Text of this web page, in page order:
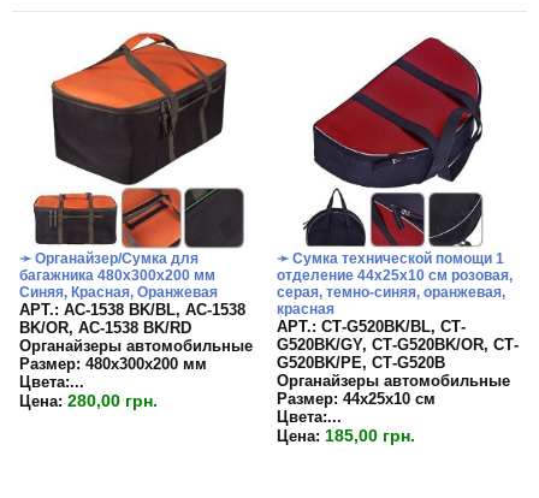
➛ Органайзер/Сумка для
багажника 480х300х200 мм
Синяя, Красная, Оранжевая
APT.: АС-1538 BK/BL, АС-1538
BK/OR, АС-1538 BK/RD
Органайзеры автомобильные
Размер: 480х300х200 мм
Цвета:...
Цена: 280,00 грн.
➛ Сумка технической помощи 1
отделение 44х25х10 см розовая,
серая, темно-синяя, оранжевая,
красная
APT.: СТ-G520BK/BL, СТ-
G520BK/GY, СТ-G520BK/OR, СТ-
G520BK/PE, СТ-G520B
Органайзеры автомобильные
Размер: 44х25х10 см
Цвета:...
Цена: 185,00 грн.